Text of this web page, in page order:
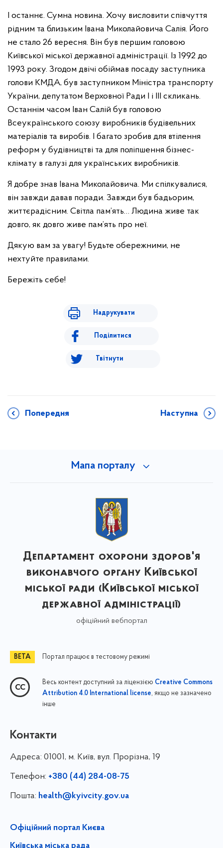
І останнє. Сумна новина. Хочу висловити співчуття
рідним та близьким Івана Миколайовича Салія. Його
не стало 26 вересня. Він був першим головою
Київської міської державної адміністрації. Із 1992 до
1993 року. Згодом двічі обіймав посаду заступника
голови КМДА, був заступником Міністра транспорту
України, депутатом Верховної Ради I і III скликань.
Останнім часом Іван Салій був головою
Всеукраїнського союзу виробників будівельних
матеріалів та виробів. І багато зробив для втілення
реформ у будівництві та для поліпшення бізнес-
клімату в галузі для українських виробників.
Я добре знав Івана Миколайовича. Ми спілкувалися,
він завжди давав поради. Завжди був бадьорим,
життєрадісним. Світла пам’ять… Людина живе так
довго, як довго живе пам’ять про неї.
Дякую вам за увагу! Будьте обережними, не
нехтуйте правилами.
Бережіть себе!
Надрукувати
Поділитися
Твітнути
Попередня Наступна
Мапа порталу
Департамент охорони здоров'я
виконавчого органу Київської
міської ради (Київської міської
державної адміністрації)
офіційний вебпортал
Портал працює в тестовому режимі
Весь контент доступний за ліцензією Creative Commons
Attribution 4.0 International license, якщо не зазначено
інше
Контакти
Адреса: 01001, м. Київ, вул. Прорізна, 19
Телефон: +380 (44) 284-08-75
Пошта: health@kyivcity.gov.ua
Офіційний портал Києва
Київська міська рада